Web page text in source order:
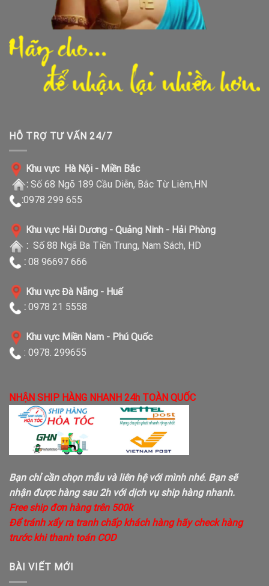
HỖ TRỢ TƯ VẤN 24/7
Khu vực Hà Nội - Miền Bắc
: Số 68 Ngõ 189 Cầu Diễn, Bắc Từ Liêm,HN
:0978 299 655
Khu vực Hải Dương - Quảng Ninh - Hải Phòng
: Số 88 Ngã Ba Tiền Trung, Nam Sách, HD
: 08 96697 666
Khu vực Đà Nẵng - Huế
: 0978 21 5558
Khu vực Miền Nam - Phú Quốc
: 0978. 299655
NHẬN SHIP HÀNG NHANH 24h TOÀN QUỐC
Bạn chỉ cần chọn mẫu và liên hệ với mình nhé. Bạn sẽ
nhận được hàng sau 2h với dịch vụ ship hàng nhanh.
Free ship đơn hàng trên 500k
Để tránh xẩy ra tranh chấp khách hàng hãy check hàng
trước khi thanh toán COD
BÀI VIẾT MỚI